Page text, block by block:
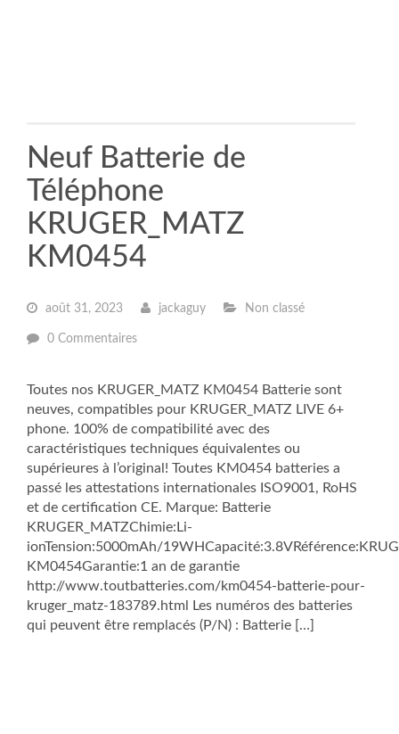
Neuf Batterie de
Téléphone
KRUGER_MATZ
KM0454
août 31, 2023 jackaguy Non classé
0 Commentaires
Toutes nos KRUGER_MATZ KM0454 Batterie sont
neuves, compatibles pour KRUGER_MATZ LIVE 6+
phone. 100% de compatibilité avec des
caractéristiques techniques équivalentes ou
supérieures à l’original! Toutes KM0454 batteries a
passé les attestations internationales ISO9001, RoHS
et de certification CE. Marque: Batterie
KRUGER_MATZChimie:Li-
ionTension:5000mAh/
KM0454Garantie:1 an de garantie
http://www.toutbatteries.com/km0454-batterie-pour-
kruger_matz-183789.html Les numéros des batteries
qui peuvent être remplacés (P/N) : Batterie […]